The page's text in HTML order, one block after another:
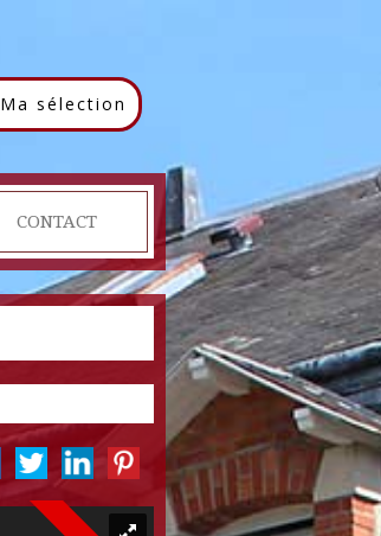
Ma sélection
CONTACT